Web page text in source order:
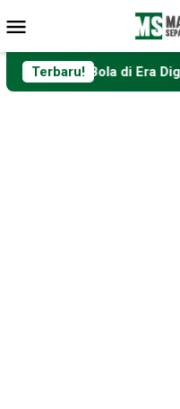
ke
kontenMobile
Terbaru!
Bola di Era Digital: dari